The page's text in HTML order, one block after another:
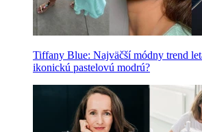
Tiffany Blue: Najväčší módny trend
ikonickú pastelovú modrú?